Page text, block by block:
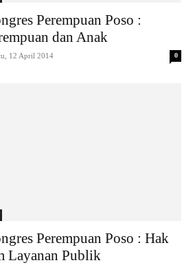
Perempuan Poso :
dan Anak
12 April 2014 0
Perempuan Poso : Hak
Layanan Publik